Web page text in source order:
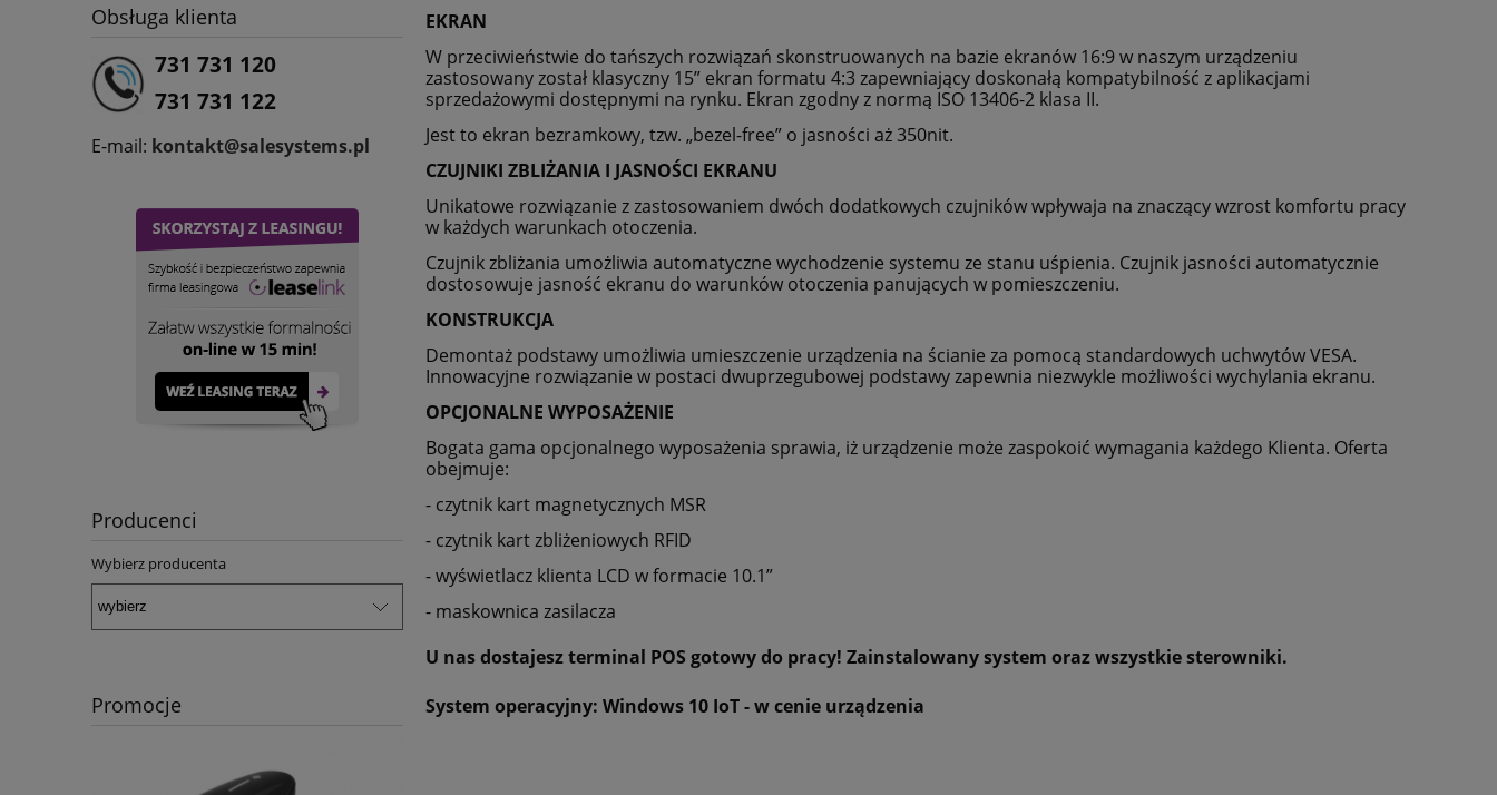
Obsługa klienta
731 731 120
731 731 122
E-mail: kontakt@salesystems.pl
Producenci
Wybierz producenta
Promocje
EKRAN
W przeciwieństwie do tańszych rozwiązań skonstruowanych na bazie ekranów 16:9 w naszym urządzeniu
zastosowany został klasyczny 15” ekran formatu 4:3 zapewniający doskonałą kompatybilność z aplikacjami
sprzedażowymi dostępnymi na rynku. Ekran zgodny z normą ISO 13406-2 klasa II.
Jest to ekran bezramkowy, tzw. „bezel-free” o jasności aż 350nit.
CZUJNIKI ZBLIŻANIA I JASNOŚCI EKRANU
Unikatowe rozwiązanie z zastosowaniem dwóch dodatkowych czujników wpływaja na znaczący wzrost komfortu pracy
w każdych warunkach otoczenia.
Czujnik zbliżania umożliwia automatyczne wychodzenie systemu ze stanu uśpienia. Czujnik jasności automatycznie
dostosowuje jasność ekranu do warunków otoczenia panujących w pomieszczeniu.
KONSTRUKCJA
Demontaż podstawy umożliwia umieszczenie urządzenia na ścianie za pomocą standardowych uchwytów VESA.
Innowacyjne rozwiązanie w postaci dwuprzegubowej podstawy zapewnia niezwykle możliwości wychylania ekranu.
OPCJONALNE WYPOSAŻENIE
Bogata gama opcjonalnego wyposażenia sprawia, iż urządzenie może zaspokoić wymagania każdego Klienta. Oferta
obejmuje:
- czytnik kart magnetycznych MSR
- czytnik kart zbliżeniowych RFID
- wyświetlacz klienta LCD w formacie 10.1”
- maskownica zasilacza
U nas dostajesz terminal POS gotowy do pracy! Zainstalowany system oraz wszystkie sterowniki.
System operacyjny: Windows 10 IoT - w cenie urządzenia